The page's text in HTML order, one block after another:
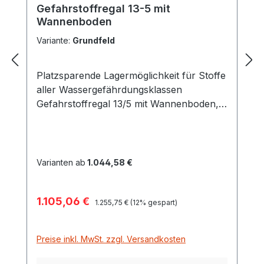
Gefahrstoffregal 13-5 mit
Wannenboden
Variante: Grundfeld
Platzsparende Lagermöglichkeit für Stoffe
aller Wassergefährdungsklassen
Gefahrstoffregal 13/5 mit Wannenboden,
ggf. Gitterroste. Beiseitige Bedienung ist
Die Fachlast je Ebene beträgt 200 kg, die
Wandbefestigung des Regals erfolgen, ist
Varianten ab 1.044,58 €
Verkaufspreis:
1.105,06 € Regulärer Preis:
1.255,75 € (12% gespart)
Preise inkl. MwSt. zzgl. Versandkosten